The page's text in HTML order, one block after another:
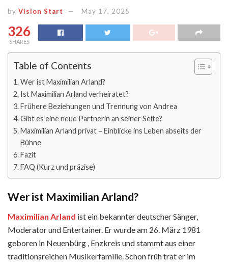
by Vision Start May 17, 2025
326
SHARES
Table of Contents
Wer ist Maximilian Arland?
Ist Maximilian Arland verheiratet?
Frühere Beziehungen und Trennung von Andrea
Gibt es eine neue Partnerin an seiner Seite?
Maximilian Arland privat – Einblicke ins Leben abseits der
Bühne
Fazit
FAQ (Kurz und präzise)
Wer ist Maximilian Arland?
Maximilian Arland ist ein bekannter deutscher Sänger,
Moderator und Entertainer. Er wurde am 26. März 1981
geboren in Neuenbürg , Enzkreis und stammt aus einer
traditionsreichen Musikerfamilie. Schon früh trat er im